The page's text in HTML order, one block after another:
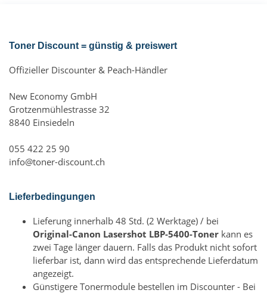
Toner Discount = günstig & preiswert
Offizieller Discounter & Peach-Händler
New Economy GmbH
Grotzenmühlestrasse 32
8840 Einsiedeln
055 422 25 90
info@toner-discount.ch
Lieferbedingungen
Lieferung innerhalb 48 Std. (2 Werktage) / bei
Original-Canon Lasershot LBP-5400-Toner kann es
zwei Tage länger dauern. Falls das Produkt nicht sofort
lieferbar ist, dann wird das entsprechende Lieferdatum
angezeigt.
Günstigere Tonermodule bestellen im Discounter - Bei